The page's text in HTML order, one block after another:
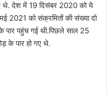
देश में 19 दिसंबर 2020 को ये
2021 को संक्रमितों की संख्या दो
पहुंच गई थी.पिछले साल 25
के पार हो गए थे.